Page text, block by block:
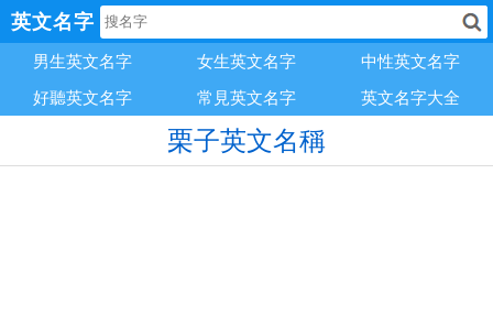
英文名字
男生英文名字 女生英文名字
中性英文名字
好聽英文名字
常見英文名字 英文名字大全
栗子英文名稱